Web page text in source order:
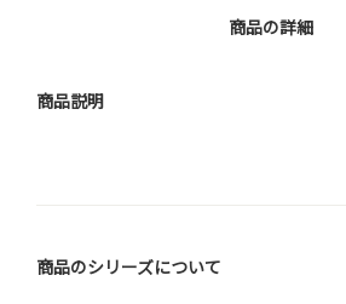
商品の詳細
商品説明
商品のシリーズについて